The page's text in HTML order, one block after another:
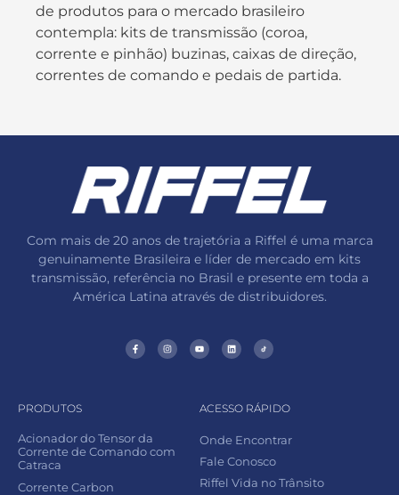
de produtos para o mercado brasileiro
contempla: kits de transmissão (coroa,
corrente e pinhão) buzinas, caixas de direção,
correntes de comando e pedais de partida.
Com mais de 20 anos de trajetória a Riffel é uma marca
genuinamente Brasileira e líder de mercado em kits
transmissão, referência no Brasil e presente em toda a
América Latina através de distribuidores.
PRODUTOS
Acionador do Tensor da
Corrente de Comando com
Catraca
Corrente Carbon
ACESSO RÁPIDO
Onde Encontrar
Fale Conosco
Riffel Vida no Trânsito